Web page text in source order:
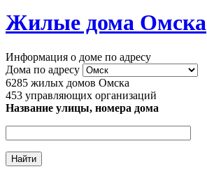
Жилые дома Омска
Информация о доме по адресу
Дома по адресу
6285 жилых домов Омска
453 управляющих организаций
Название улицы, номера дома